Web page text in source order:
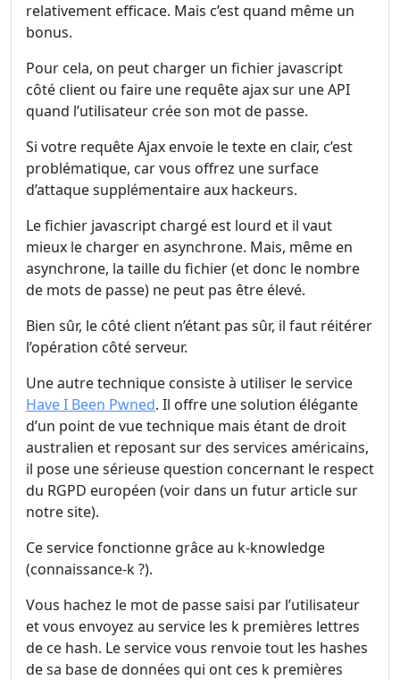
relativement efficace. Mais c’est quand même un
bonus.
Pour cela, on peut charger un fichier javascript
côté client ou faire une requête ajax sur une API
quand l’utilisateur crée son mot de passe.
Si votre requête Ajax envoie le texte en clair, c’est
problématique, car vous offrez une surface
d’attaque supplémentaire aux hackeurs.
Le fichier javascript chargé est lourd et il vaut
mieux le charger en asynchrone. Mais, même en
asynchrone, la taille du fichier (et donc le nombre
de mots de passe) ne peut pas être élevé.
Bien sûr, le côté client n’étant pas sûr, il faut réitérer
l’opération côté serveur.
Une autre technique consiste à utiliser le service
Have I Been Pwned. Il offre une solution élégante
d’un point de vue technique mais étant de droit
australien et reposant sur des services américains,
il pose une sérieuse question concernant le respect
du RGPD européen (voir dans un futur article sur
notre site).
Ce service fonctionne grâce au k-knowledge
(connaissance-k ?).
Vous hachez le mot de passe saisi par l’utilisateur
et vous envoyez au service les k premières lettres
de ce hash. Le service vous renvoie tout les hashes
de sa base de données qui ont ces k premières